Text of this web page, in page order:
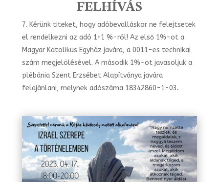
FELHÍVÁS
Kérünk titeket, hogy adóbevalláskor ne felejtsetek
el rendelkezni az adó 1+1 %-ról! Az első 1%-ot a
Magyar Katolikus Egyház javára, a 0011-es technikai
szám megjelölésével. A második 1%-ot javasoljuk a
plébánia Szent Erzsébet Alapítványa javára
felajánlani, melynek adószáma 18342860-1-03.